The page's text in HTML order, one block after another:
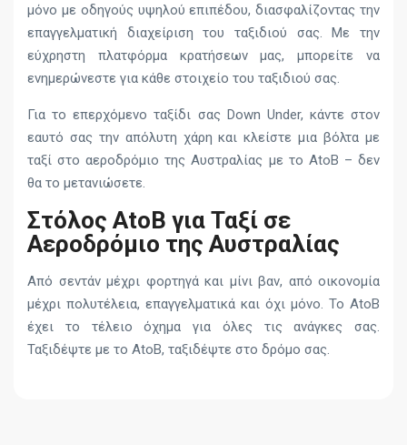
μόνο με οδηγούς υψηλού επιπέδου, διασφαλίζοντας την
επαγγελματική διαχείριση του ταξιδιού σας. Με την
εύχρηστη πλατφόρμα κρατήσεων μας, μπορείτε να
ενημερώνεστε για κάθε στοιχείο του ταξιδιού σας.
Για το επερχόμενο ταξίδι σας Down Under, κάντε στον
εαυτό σας την απόλυτη χάρη και κλείστε μια βόλτα με
ταξί στο αεροδρόμιο της Αυστραλίας με το AtoB – δεν
θα το μετανιώσετε.
Στόλος AtoB για Ταξί σε
Αεροδρόμιο της Αυστραλίας
Από σεντάν μέχρι φορτηγά και μίνι βαν, από οικονομία
μέχρι πολυτέλεια, επαγγελματικά και όχι μόνο. Το AtoB
έχει το τέλειο όχημα για όλες τις ανάγκες σας.
Ταξιδέψτε με το AtoB, ταξιδέψτε στο δρόμο σας.